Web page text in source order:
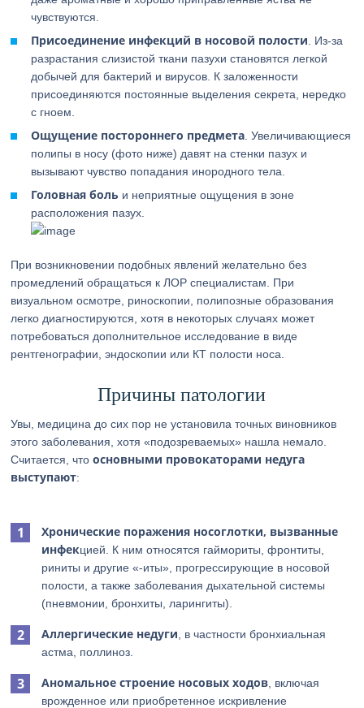
чувствуются.
Присоединение инфекций в носовой полости . Из-за
разрастания слизистой ткани пазухи становятся легкой
добычей для бактерий и вирусов. К заложенности
присоединяются постоянные выделения секрета, нередко
с гноем.
Ощущение постороннего предмета . Увеличивающиеся
полипы в носу (фото ниже) давят на стенки пазух и
вызывают чувство попадания инородного тела.
Головная боль и неприятные ощущения в зоне
расположения пазух.
При возникновении подобных явлений желательно без
промедлений обращаться к ЛОР специалистам. При
визуальном осмотре, риноскопии, полипозные образования
легко диагностируются, хотя в некоторых случаях может
потребоваться дополнительное исследование в виде
рентгенографии, эндоскопии или КТ полости носа.
Причины патологии
Увы, медицина до сих пор не установила точных виновников
этого заболевания, хотя «подозреваемых» нашла немало.
Считается, чтоосновными провокаторами недуга
выступают:
Хронические поражения носоглотки, вызванные
инфекцией. К ним относятся гаймориты, фронтиты,
риниты и другие «-иты», прогрессирующие в носовой
полости, а также заболевания дыхательной системы
(пневмонии, бронхиты, ларингиты).
Аллергические недуги , в частности бронхиальная
астма, поллиноз.
Аномальное строение носовых ходов , включая
врожденное или приобретенное искривление